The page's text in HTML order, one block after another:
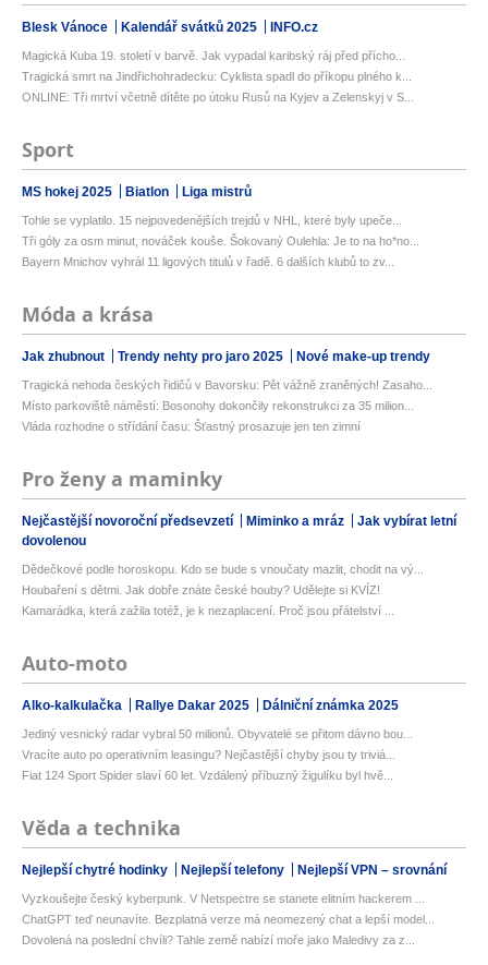
Blesk Vánoce Kalendář svátků 2025 INFO.cz
Magická Kuba 19. století v barvě. Jak vypadal karibský ráj před přícho...
Tragická smrt na Jindřichohradecku: Cyklista spadl do příkopu plného k...
ONLINE: Tři mrtví včetně dítěte po útoku Rusů na Kyjev a Zelenskyj v S...
Sport
MS hokej 2025 Biatlon Liga mistrů
Tohle se vyplatilo. 15 nejpovedenějších trejdů v NHL, které byly upeče...
Tři góly za osm minut, nováček kouše. Šokovaný Oulehla: Je to na ho*no...
Bayern Mnichov vyhrál 11 ligových titulů v řadě. 6 dalších klubů to zv...
Móda a krása
Jak zhubnout Trendy nehty pro jaro 2025 Nové make-up trendy
Tragická nehoda českých řidičů v Bavorsku: Pět vážně zraněných! Zasaho...
Místo parkoviště náměstí: Bosonohy dokončily rekonstrukci za 35 milion...
Vláda rozhodne o střídání času: Šťastný prosazuje jen ten zimní
Pro ženy a maminky
Nejčastější novoroční předsevzetí Miminko a mráz
Jak vybírat letní
dovolenou
Dědečkové podle horoskopu. Kdo se bude s vnoučaty mazlit, chodit na vý...
Houbaření s dětmi. Jak dobře znáte české houby? Udělejte si KVÍZ!
Kamarádka, která zažila totéž, je k nezaplacení. Proč jsou přátelství ...
Auto-moto
Alko-kalkulačka Rallye Dakar 2025 Dálniční známka 2025
Jediný vesnický radar vybral 50 milionů. Obyvatelé se přitom dávno bou...
Vracíte auto po operativním leasingu? Nejčastější chyby jsou ty triviá...
Fiat 124 Sport Spider slaví 60 let. Vzdálený příbuzný žigulíku byl hvě...
Věda a technika
Nejlepší chytré hodinky Nejlepší telefony Nejlepší VPN – srovnání
Vyzkoušejte český kyberpunk. V Netspectre se stanete elitním hackerem ...
ChatGPT teď neunavíte. Bezplatná verze má neomezený chat a lepší model...
Dovolená na poslední chvíli? Tahle země nabízí moře jako Maledivy za z...